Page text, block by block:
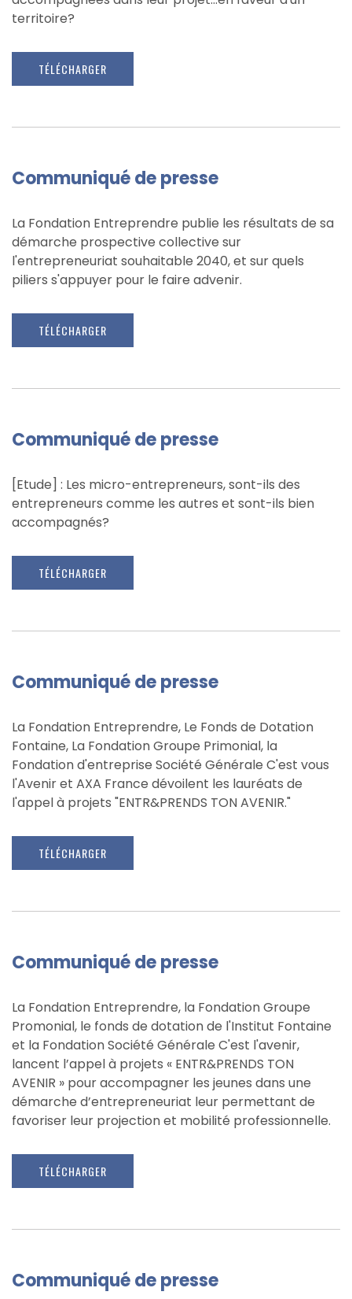
territoire?
TÉLÉCHARGER
Communiqué de presse
La Fondation Entreprendre publie les résultats de sa
démarche prospective collective sur
l'entrepreneuriat souhaitable 2040, et sur quels
piliers s'appuyer pour le faire advenir.
TÉLÉCHARGER
Communiqué de presse
[Etude] : Les micro-entrepreneurs, sont-ils des
entrepreneurs comme les autres et sont-ils bien
accompagnés?
TÉLÉCHARGER
Communiqué de presse
La Fondation Entreprendre, Le Fonds de Dotation
Fontaine, La Fondation Groupe Primonial, la
Fondation d'entreprise Société Générale C'est vous
l'Avenir et AXA France dévoilent les lauréats de
l'appel à projets "ENTR&PRENDS TON AVENIR."
TÉLÉCHARGER
Communiqué de presse
La Fondation Entreprendre, la Fondation Groupe
Promonial, le fonds de dotation de l'Institut Fontaine
et la Fondation Société Générale C'est l'avenir,
lancent l’appel à projets « ENTR&PRENDS TON
AVENIR » pour accompagner les jeunes dans une
démarche d’entrepreneuriat leur permettant de
favoriser leur projection et mobilité professionnelle.
TÉLÉCHARGER
Communiqué de presse